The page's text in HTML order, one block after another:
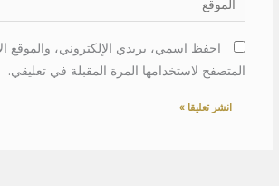
احفظ اسمي، بريدي الإلكتروني، والموقع
المتصفح لاستخدامها المرة المقبلة في تعليقي.